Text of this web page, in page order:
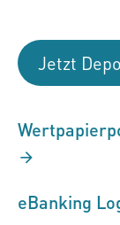
Jetzt
eBanking